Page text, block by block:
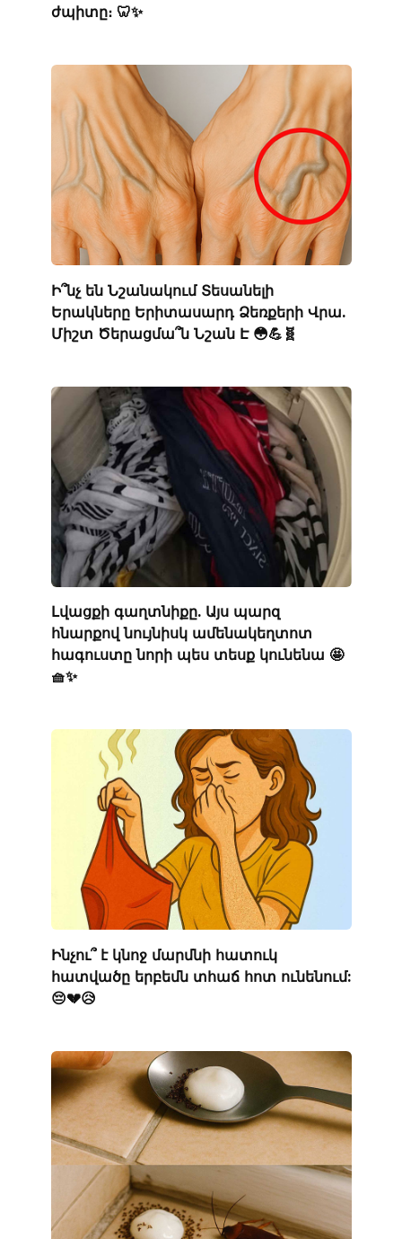
ժպիտը։ 🦷✨
Ի՞նչ են Նշանակում Տեսանելի
Երակները Երիտասարդ Ձեռքերի Վրա.
Միշտ Ծերացմա՞ն Նշան Է 😳💪🧬
Լվացքի գաղտնիքը. Այս պարզ
հնարքով նույնիսկ ամենակեղտոտ
հագուստը նորի պես տեսք կունենա 🤩
🧺✨
Ինչու՞ է կնոջ մարմնի հատուկ
հատվածը երբեմն տհաճ հոտ ունենում:
😔💔😥